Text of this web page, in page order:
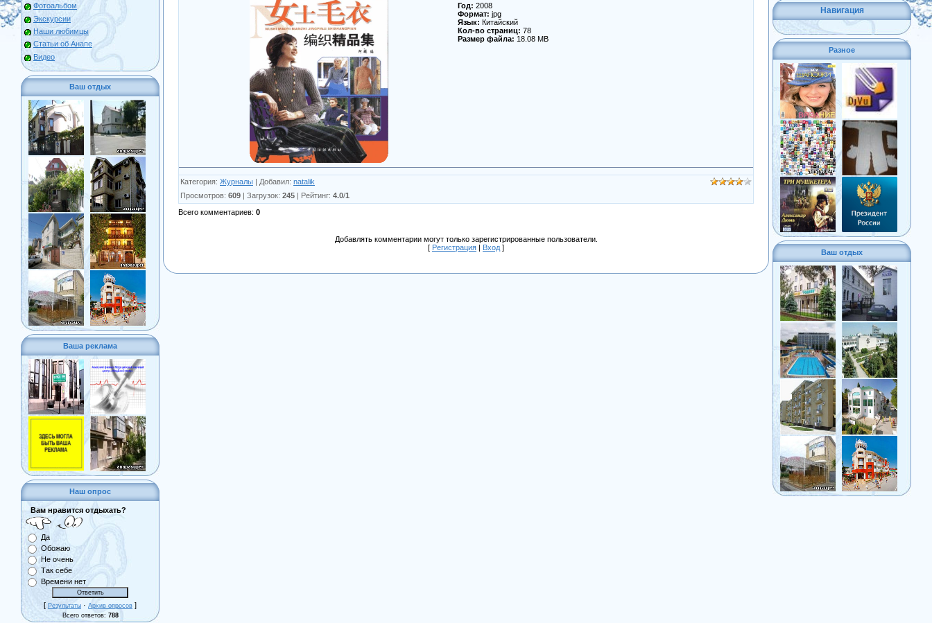
Фотоальбом
Экскурсии
Наши любимцы
Статьи об Анапе
Видео
Ваш отдых
Ваша реклама
Наш опрос
Вам нравится отдыхать?
Да
Обожаю
Не очень
Так себе
Времени нет
[ Результаты · Архив опросов ]
Всего ответов: 788
Год: 2008
Формат: jpg
Язык: Китайский
Кол-во страниц: 78
Размер файла: 18.08 MB
Категория: Журналы | Добавил: natalik
Просмотров: 609 | Загрузок: 245 | Рейтинг: 4.0/1
Всего комментариев: 0
Добавлять комментарии могут только зарегистрированные пользователи.
[ Регистрация | Вход ]
Навигация
Разное
Ваш отдых